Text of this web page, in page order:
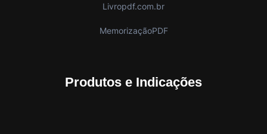
Livropdf.com.br
MemorizaçãoPDF
Produtos e Indicações